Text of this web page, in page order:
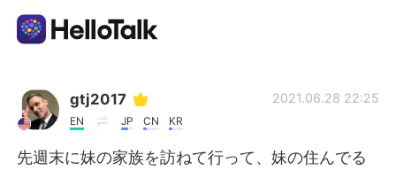
แอปแลกเปลี่ยนทางภาษา
gtj2017
EN JP CN KR
2021.06.28 22:25
先週末に妹の家族を訪ねて行って、妹の住んでる